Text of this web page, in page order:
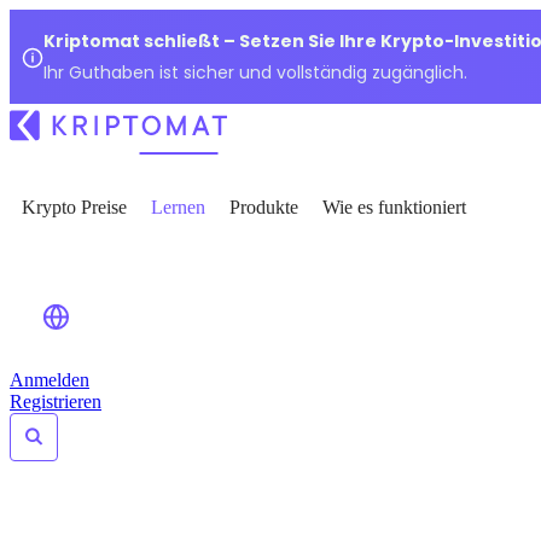
Kriptomat schließt – Setzen Sie Ihre Krypto-
Ihr Guthaben ist sicher und vollständig zugänglich.
Krypto Preise Lernen Produkte Wie es funktioniert
Anmelden
Registrieren